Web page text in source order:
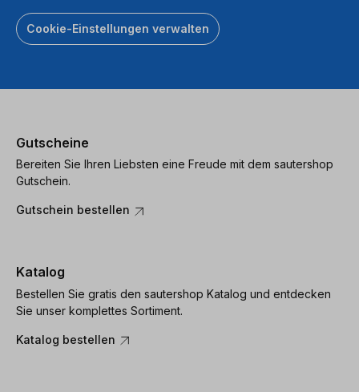
Cookie-Einstellungen verwalten
Gutscheine
Bereiten Sie Ihren Liebsten eine Freude mit dem sautershop
Gutschein.
Gutschein bestellen
Katalog
Bestellen Sie gratis den sautershop Katalog und entdecken
Sie unser komplettes Sortiment.
Katalog bestellen